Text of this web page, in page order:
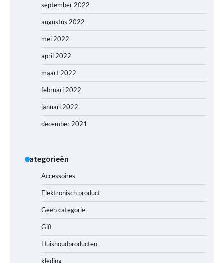
september 2022
augustus 2022
mei 2022
april 2022
maart 2022
februari 2022
januari 2022
december 2021
Categorieën
Accessoires
Elektronisch product
Geen categorie
Gift
Huishoudproducten
kleding